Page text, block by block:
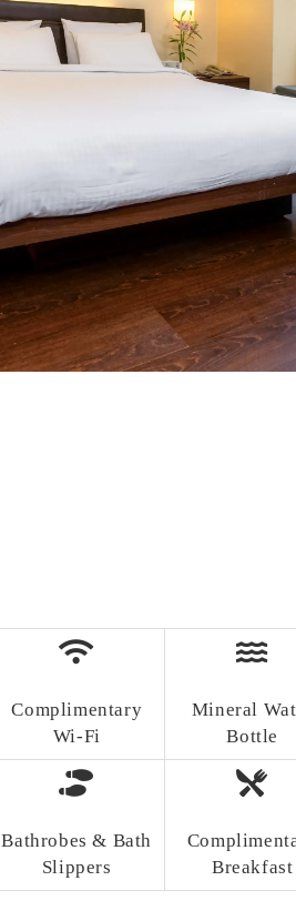
Complimentary
Wi-Fi
Mineral
Bottle
Bathrobes & Bath
Slippers
Breakfast